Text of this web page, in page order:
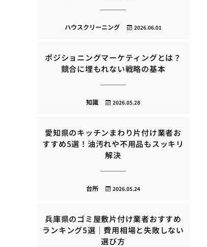
2026.06.01
ハウスクリーニング
ポジショニングマーケティングとは？
競合に埋もれない戦略の基本
2026.05.28
知識
愛知県のキッチンまわり片付け業者お
すすめ5選！油汚れや不用品もスッキリ
解決
2026.05.24
台所
兵庫県のゴミ屋敷片付け業者おすすめ
ランキング5選｜費用相場と失敗しない
選び方